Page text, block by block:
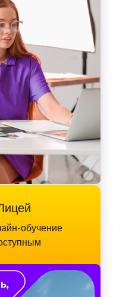
обучение